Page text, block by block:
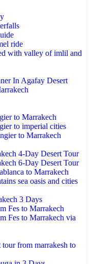
ride
with valley of imlil and
In Agafay Desert
to Marrakech
to imperial cities
to Marrakech
4-Day Desert Tour
6-Day Desert Tour
to Marrakech
sea oasis and cities
3 Days
Fes to Marrakech
Fes to Marrakech via
tour from marrakesh to